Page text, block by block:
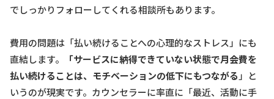
でしっかりフォローしてくれる相談所もあります。
費用の問題は「払い続けることへの心理的なストレス」にも
直結します。
「サービスに納得できていない状態で月会費を
払い続けることは、モチベーションの低下にもつながる 」と
いうのが現実です。カウンセラーに率直に「最近、活動に手